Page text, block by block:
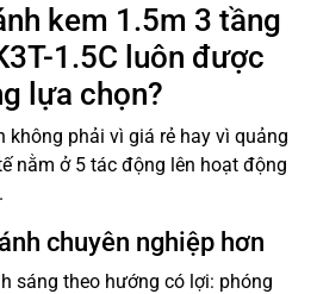
kem 1.5m 3 tầng
1.5C luôn được
lựa chọn?
không phải vì giá rẻ hay vì quảng
nằm ở 5 tác động lên hoạt động
chuyên nghiệp hơn
sáng theo hướng có lợi: phóng